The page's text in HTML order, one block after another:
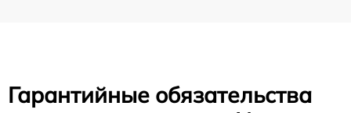
Гарантийные обязательства